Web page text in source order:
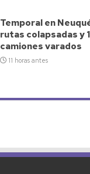
Temporal en
rutas colapsadas y
camiones varados
11 horas antes